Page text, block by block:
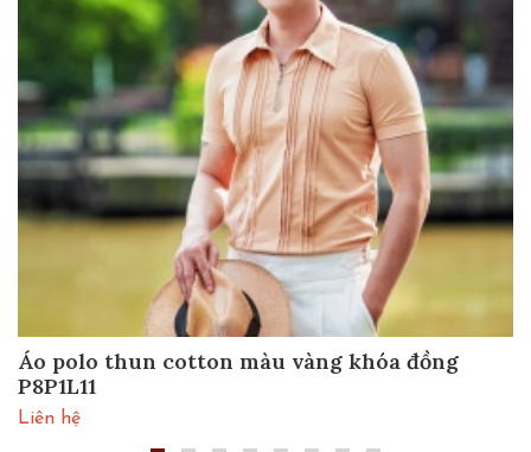
Áo polo thun cotton màu vàng khóa đồng
P8P1L11
Liên hệ